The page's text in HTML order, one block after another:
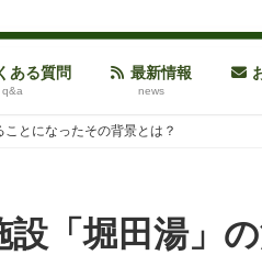
ある質問
q&a
最新情報
news
とになったその背景とは？
「堀田湯」